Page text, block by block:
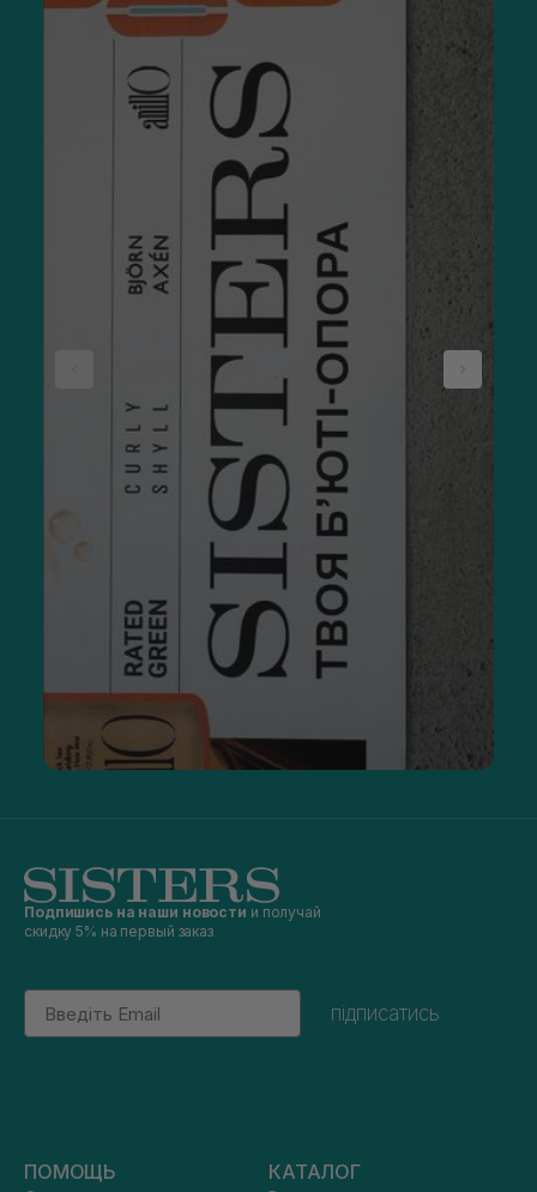
Подпишись на наши новости и получай
скидку 5% на первый заказ
Email
підписатись
ПОМОЩЬ КАТАЛОГ